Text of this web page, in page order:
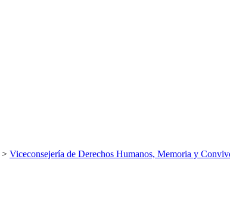
> Viceconsejería de Derechos Humanos, Memoria y